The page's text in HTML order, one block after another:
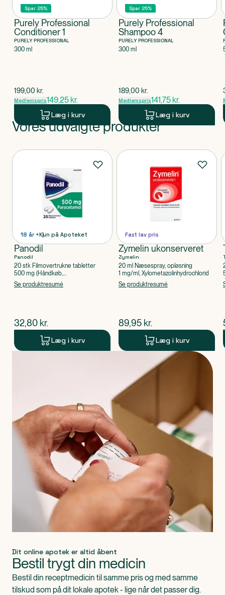
Spar 25%
Purely Professional
Conditioner 1
PURELY PROFESSIONAL
300 ml
$gammel pris
199,00 kr.
Medlemspris149,25 kr.
Læg i kurv
Spar 25%
Purely Professional
Shampoo 4
PURELY PROFESSIONAL
300 ml
$gammel pris
189,00 kr.
Medlemspris141,75 kr.
Læg i kurv
Produkt 1 af 0
Vores udvalgte produkter
Produkter
18 år +Kun på Apoteket
Panodil
Panodil
20 stk Filmovertrukne tabletter
500 mg (Håndkøb,
apoteksforbeholdt), Paracetamol
Se produktresumé
$nuværende pris
32,80 kr.
Læg i kurv
Fast lav pris
Zymelin ukonserveret
Zymelin
20 ml Næsespray, opløsning
1 mg/ml, Xylometazolinhydrochlorid
Se produktresumé
$nuværende pris
89,95 kr.
Læg i kurv
Dit online apotek er altid åbent
Bestil trygt din medicin
Bestil din receptmedicin til samme pris og med samme
tilskud som på dit lokale apotek - lige når det passer dig.